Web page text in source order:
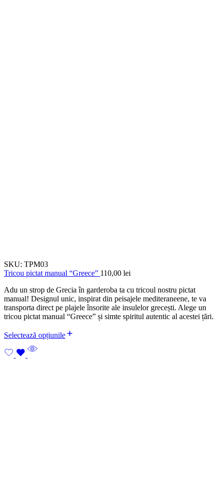
SKU: TPM03
Tricou pictat manual “Greece” 110,00 lei
Adu un strop de Grecia în garderoba ta cu tricoul nostru pictat
manual! Designul unic, inspirat din peisajele mediteraneene, te va
transporta direct pe plajele însorite ale insulelor grecești. Alege un
tricou pictat manual “Greece” și simte spiritul autentic al acestei țări.
Selectează opțiunile